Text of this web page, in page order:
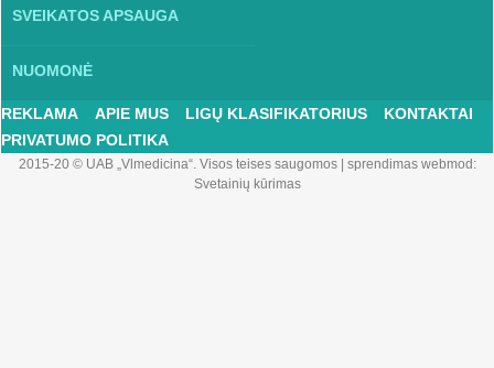
SVEIKATOS APSAUGA
NUOMONĖ
REKLAMA APIE MUS LIGŲ KLASIFIKATORIUS
KONTAKTAI
PRIVATUMO POLITIKA
2015-20 © UAB „Vlmedicina“. Visos teises saugomos| sprendimas webmod:
Svetainių kūrimas